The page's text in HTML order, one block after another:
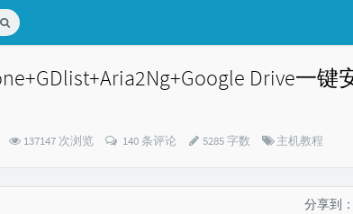
Drive一键
137147 次浏览 140 条评论 5285 字数
分
主机教程
分享到